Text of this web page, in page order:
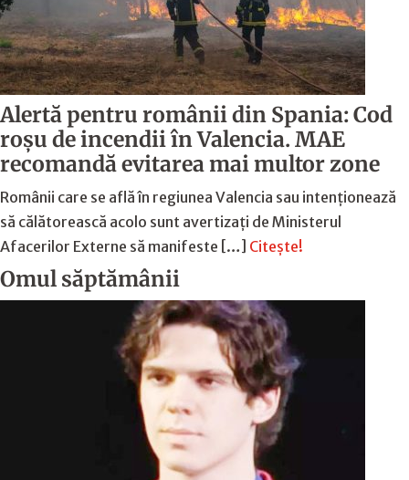
Alertă pentru românii din Spania: Cod
roșu de incendii în Valencia. MAE
recomandă evitarea mai multor zone
Românii care se află în regiunea Valencia sau intenționează
să călătorească acolo sunt avertizați de Ministerul
Afacerilor Externe să manifeste […] Citește!
Omul săptămânii